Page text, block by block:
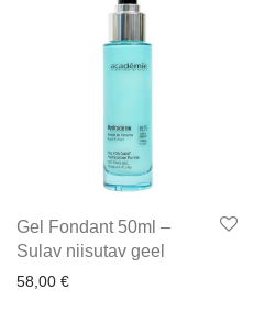
Gel Fondant 50ml –
Sulav niisutav geel
58,00 €